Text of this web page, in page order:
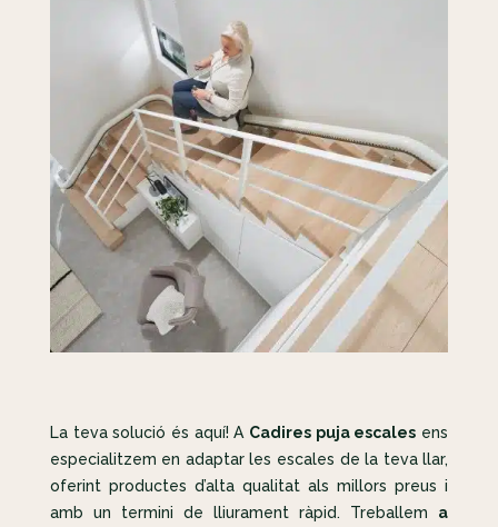
La teva solució és aquí! A Cadires puja escales ens
especialitzem en adaptar les escales de la teva llar,
oferint productes d’alta qualitat als millors preus i
amb un termini de lliurament ràpid. Treballem a